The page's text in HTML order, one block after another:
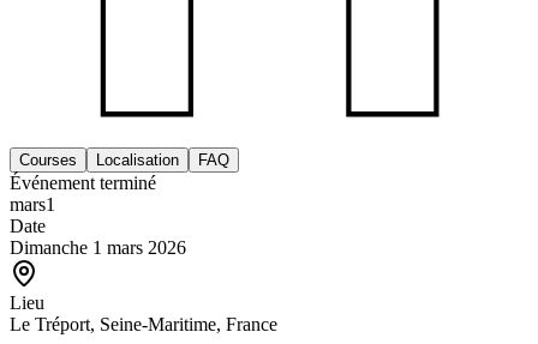
Courses Localisation FAQ
Événement terminé
mars1
Date
Dimanche 1 mars 2026
Lieu
Le Tréport, Seine-Maritime, France